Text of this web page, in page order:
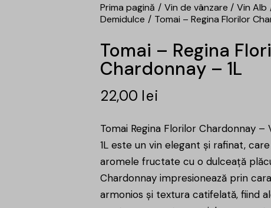
Prima pagină Vin de vânzare Vin Alb
Demidulce
Tomai – Regina Florilor
Tomai – Regina
Chardonnay – 1L
22,00 lei
Tomai Regina Florilor Chardonnay –
1L este un vin elegant și rafinat,
aromele fructate cu o dulceață
Chardonnay impresionează prin
armonios și textura catifelată, fiind